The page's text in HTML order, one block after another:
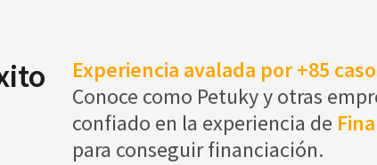
Experiencia avalada por +85
Conoce como Petuky y otras
confiado en la experiencia de
para conseguir financiación.